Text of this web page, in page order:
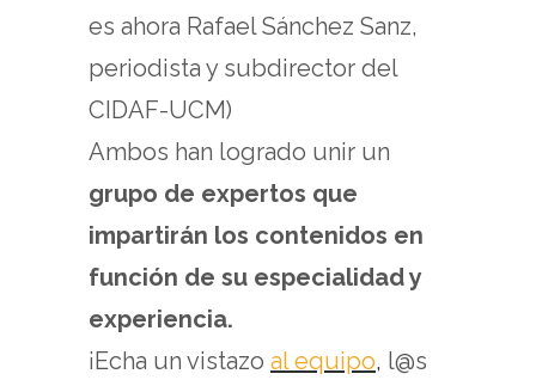
es ahora Rafael Sánchez Sanz,
periodista y subdirector del
CIDAF-UCM)
Ambos han logrado unir un
grupo de expertos que
impartirán los contenidos en
función de su especialidad y
experiencia.
¡Echa un vistazo al equipo, l@s